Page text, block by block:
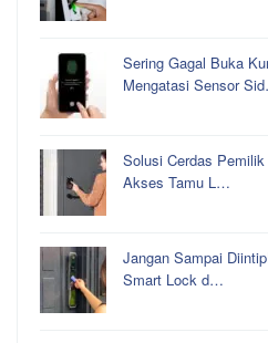
Sering Gagal Buka
Mengatasi Sensor
Solusi Cerdas
Akses Tamu L…
Jangan Sampai
Smart Lock d…